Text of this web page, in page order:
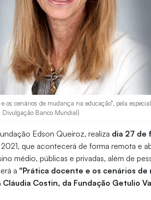
os cenários de mudança na educação”, pela
Divulgação Banco Mundial)
Edson Queiroz, realiza dia 27 de
que acontecerá de forma remota e
médio, públicas e privadas, além de
a "Prática docente e os cenários de
Costin, da Fundação Getulio